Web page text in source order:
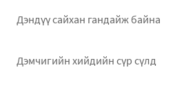
Дэндүү сайхан гандайж байна
Дэмчигийн хийдийн сүр сүлд